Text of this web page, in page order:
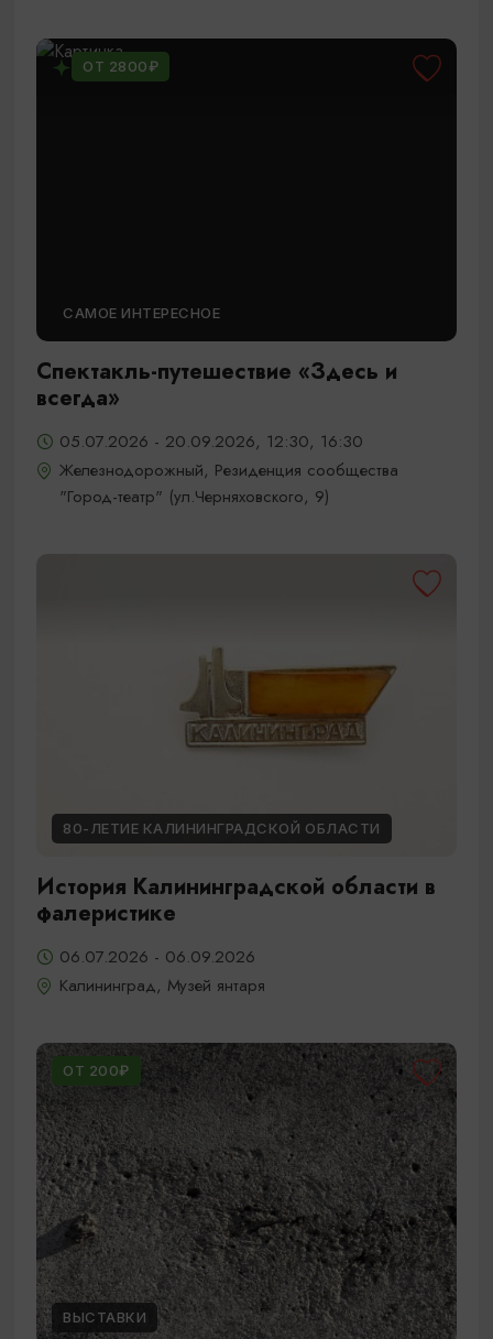
ОТ 2800₽
САМОЕ ИНТЕРЕСНОЕ
Спектакль-путешествие «Здесь и
всегда»
05.07.2026 - 20.09.2026, 12:30, 16:30
Железнодорожный, Резиденция сообщества
"Город-театр" (ул.Черняховского, 9)
80-ЛЕТИЕ КАЛИНИНГРАДСКОЙ ОБЛАСТИ
История Калининградской области в
фалеристике
06.07.2026 - 06.09.2026
Калининград, Музей янтаря
ОТ 200₽
ВЫСТАВКИ